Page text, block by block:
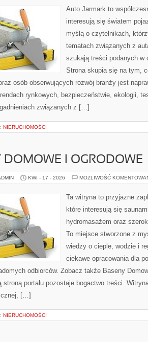
Auto Jarmark to
interesują się światem
myślą o czytelnikach,
tematach związanych z
szukają treści podanych
Strona skupia się na tym,
osób obserwujących rozwój branży jest
rynkowych, bezpieczeństwie, ekologii,
związanych z […]
NIERUCHOMOŚCI
DOMOWE I OGRODOWE
KWI - 17 - 2026 MOŻLIWOŚĆ
Ta witryna to przyjazne
które interesują się
hydromasażem oraz
To miejsce stworzone z
wiedzy o cieple, wodzie i
ciekawe opracowania dla
odbiorców. Zobacz także Baseny
stroną portalu pozostaje bogactwo treści.
[…]
NIERUCHOMOŚCI